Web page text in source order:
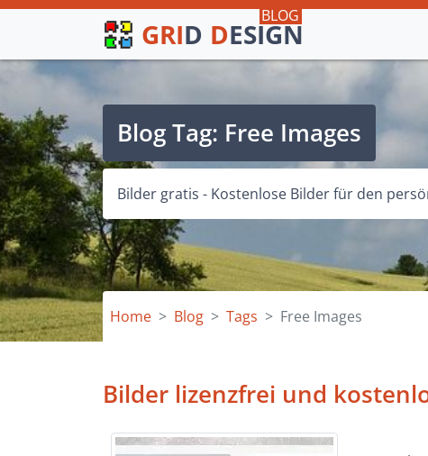
GRID DESIGN
Blog Tag: Free Images
Bilder gratis - Kostenlose Bilder für den
Home Blog Tags Free Images
Bilder lizenzfrei und